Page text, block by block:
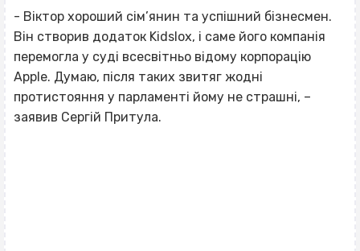
- Віктор хороший сім’янин та успішний бізнесмен.
Він створив додаток Kidslox, і саме його компанія
перемогла у суді всесвітньо відому корпорацію
Apple. Думаю, після таких звитяг жодні
протистояння у парламенті йому не страшні, –
заявив Сергій Притула.